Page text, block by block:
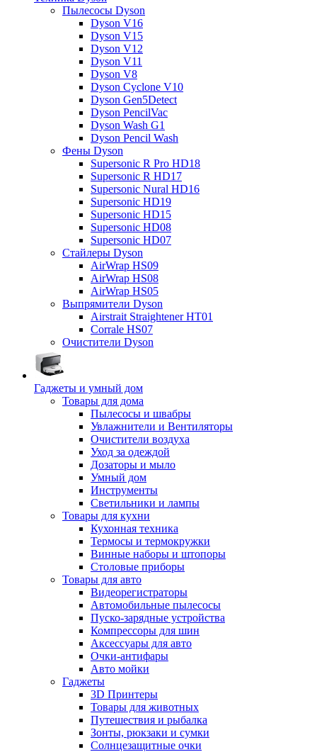
Пылесосы Dyson
Dyson V16
Dyson V15
Dyson V12
Dyson V11
Dyson V8
Dyson Cyclone V10
Dyson Gen5Detect
Dyson PencilVac
Dyson Wash G1
Dyson Pencil Wash
Фены Dyson
Supersonic R Pro HD18
Supersonic R HD17
Supersonic Nural HD16
Supersonic HD19
Supersonic HD15
Supersonic HD08
Supersonic HD07
Стайлеры Dyson
AirWrap HS09
AirWrap HS08
AirWrap HS05
Выпрямители Dyson
Airstrait Straightener HT01
Corrale HS07
Очистители Dyson
Гаджеты и умный дом
Товары для дома
Пылесосы и швабры
Увлажнители и Вентиляторы
Очистители воздуха
Уход за одеждой
Дозаторы и мыло
Умный дом
Инструменты
Светильники и лампы
Товары для кухни
Кухонная техника
Термосы и термокружки
Винные наборы и штопоры
Столовые приборы
Товары для авто
Видеорегистраторы
Автомобильные пылесосы
Пуско-зарядные устройства
Компрессоры для шин
Аксессуары для авто
Очки-антифары
Авто мойки
Гаджеты
3D Принтеры
Товары для животных
Путешествия и рыбалка
Зонты, рюкзаки и сумки
Солнцезащитные очки